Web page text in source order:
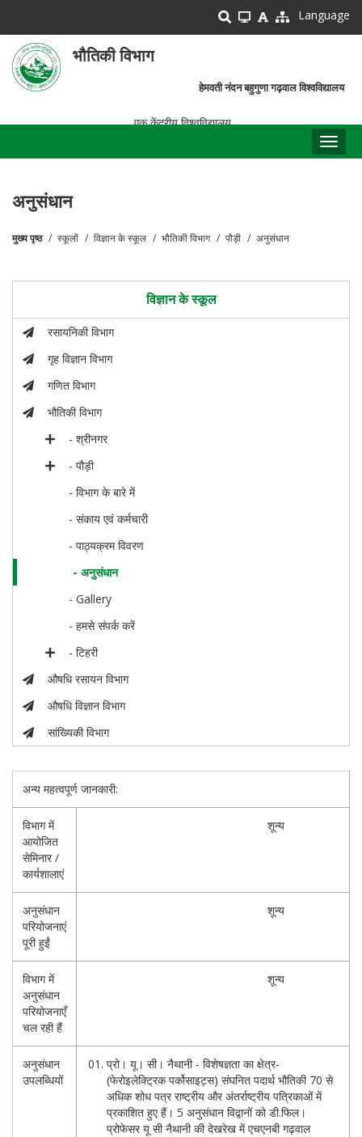
main
content
Language
भौतिकी विभाग
हेमवती नंदन बहुगुणा गढ़वाल विश्वविद्यालय
एक केंद्रीय विश्वविद्यालय
अनुसंधान
मुख्य पृष्ठ स्कूलों विज्ञान के स्कूल भौतिकी विभाग पौड़ी अनुसंधान
विज्ञान के स्कूल
रसायनिकी विभाग
गृह विज्ञान विभाग
गणित विभाग
भौतिकी विभाग
- श्रीनगर
- पौड़ी
- विभाग के बारे में
- संकाय एवं कर्मचारी
- पाठ्यक्रम विवरण
- अनुसंधान
- Gallery
- हमसे संपर्क करें
- टिहरी
औषधि रसायन विभाग
औषधि विज्ञान विभाग
सांख्यिकी विभाग
अन्य महत्वपूर्ण जानकारी:
विभाग में
आयोजित
सेमिनार /
कार्यशालाएं
शून्य
अनुसंधान
परियोजनाएं
पूरी हुईं
शून्य
विभाग में
अनुसंधान
परियोजनाएँ
चल रही हैं
शून्य
अनुसंधान
उपलब्धियों
प्रो। यू। सी। नैथानी - विशेषज्ञता का क्षेत्र-
(फेरोइलेक्ट्रिक पर्कोसाइट्स) संघनित पदार्थ भौतिकी 70 से
अधिक शोध पत्र राष्ट्रीय और अंतर्राष्ट्रीय पत्रिकाओं में
प्रकाशित हुए हैं। 5 अनुसंधान विद्वानों को डी.फिल।
प्रोफेसर यू सी नैथानी की देखरेख में एचएनबी गढ़वाल